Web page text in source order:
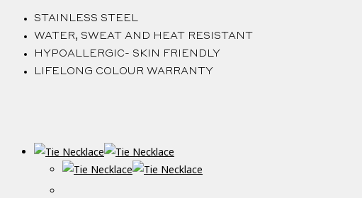
STAINLESS STEEL
WATER, SWEAT AND HEAT RESISTANT
HYPOALLERGIC- SKIN FRIENDLY
LIFELONG COLOUR WARRANTY